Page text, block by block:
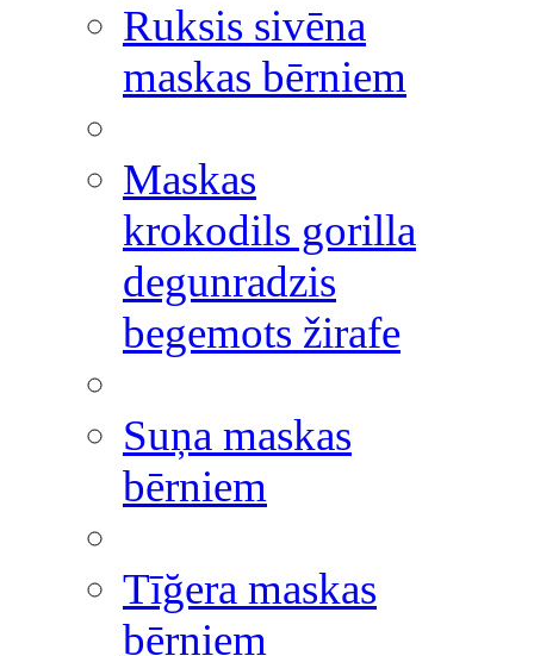
Ruksis sivēna
maskas bērniem
Maskas
krokodils gorilla
degunradzis
begemots žirafe
Suņa maskas
bērniem
Tīğera maskas
bērniem